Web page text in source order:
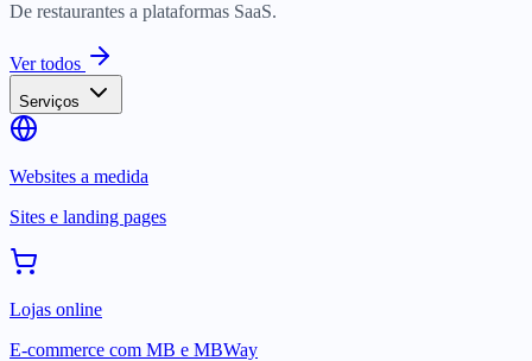
De restaurantes a plataformas SaaS.
Ver todos
Serviços
Websites a medida
Sites e landing pages
Lojas online
E-commerce com MB e MBWay